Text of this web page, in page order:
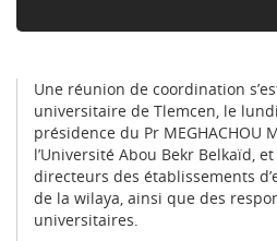
Une réunion de coordination
universitaire de Tlemcen, le
présidence du Pr MEGHACHOU
l’Université Abou Bekr Belkaïd,
directeurs des établissements
de la wilaya, ainsi que des
universitaires.